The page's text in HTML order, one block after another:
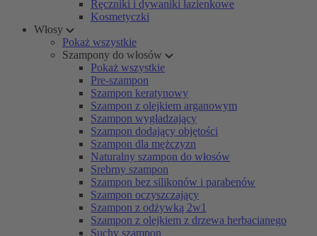
Ręczniki i dywaniki łazienkowe
Kosmetyczki
Włosy
Pokaż wszystkie
Szampony do włosów
Pokaż wszystkie
Pre-szampon
Szampon keratynowy
Szampon z olejkiem arganowym
Szampon wygładzający
Szampon dodający objętości
Szampon dla mężczyzn
Naturalny szampon do włosów
Srebrny szampon
Szampon bez silikonów i parabenów
Szampon oczyszczający
Szampon z odżywką 2w1
Szampon z olejkiem z drzewa herbacianego
Suchy szampon